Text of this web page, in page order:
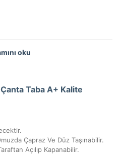
oku
Taba A+ Kalite
Çapraz Ve Düz Taşınabilir.
Açılıp Kapanabilir.